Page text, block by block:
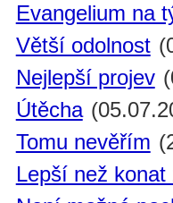
Evangelium na
Větší odolnost
Nejlepší projev
Útěcha
Tomu nevěřím
Lepší než konat